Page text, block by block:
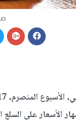
الأسعار على السلع